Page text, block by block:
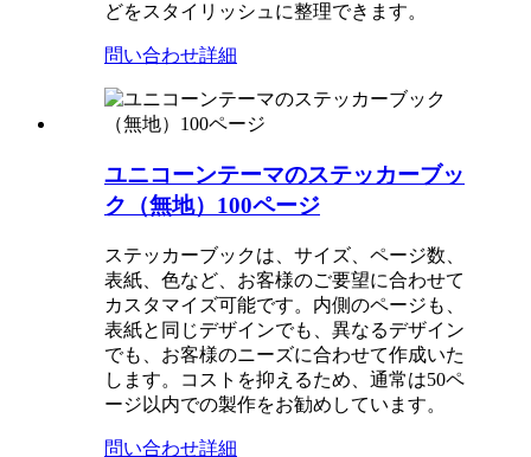
どをスタイリッシュに整理できます。
問い合わせ詳細
ユニコーンテーマのステッカーブッ
ク（無地）100ページ
ステッカーブックは、サイズ、ページ数、
表紙、色など、お客様のご要望に合わせて
カスタマイズ可能です。内側のページも、
表紙と同じデザインでも、異なるデザイン
でも、お客様のニーズに合わせて作成いた
します。コストを抑えるため、通常は50ペ
ージ以内での製作をお勧めしています。
問い合わせ詳細